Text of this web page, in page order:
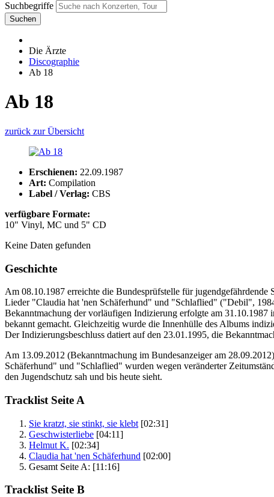
Suchbegriffe
Suchen
Die Ärzte
Discographie
Ab 18
Ab 18
zurück zur Übersicht
Erschienen: 22.09.1987
Art: Compilation
Label / Verlag: CBS
verfügbare Formate:
10" Vinyl, MC und 5" CD
Keine Daten gefunden
Geschichte
Am 08.10.1987 erreichte die Bundesprüfstelle für
Lieder "Claudia hat 'nen Schäferhund" und "Schlaflied" ("Debil",
Bekanntmachung der vorläufigen Indizierung erfolgte am 31.10.1987
bekannt gemacht. Gleichzeitig wurde die Innenhülle des Albums
Der Indizierungsbeschluss datiert auf den 23.01.1995, die
Am 13.09.2012 (Bekanntmachung im Bundesanzeiger am
Schäferhund" und "Schlaflied" wurden wegen veränderter
den Jugendschutz sah und bis heute sieht.
Tracklist Seite A
Sie kratzt, sie stinkt, sie klebt [02:31]
Geschwisterliebe [04:11]
Helmut K. [02:34]
Claudia hat 'nen Schäferhund [02:00]
Gesamt Seite A: [11:16]
Tracklist Seite B